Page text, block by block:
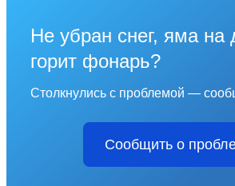
Не убран снег, яма на
горит фонарь?
Столкнулись с проблемой —
Сообщить о